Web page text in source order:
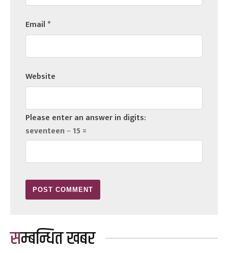
Email*
Website
Please enter an answer in digits:
seventeen − 15 =
सम्बन्धित खबर